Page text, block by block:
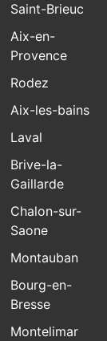
Saint-Brieuc
Aix-en-
Provence
Rodez
Aix-les-bains
Laval
Brive-la-
Gaillarde
Chalon-sur-
Saone
Montauban
Bourg-en-
Bresse
Montelimar